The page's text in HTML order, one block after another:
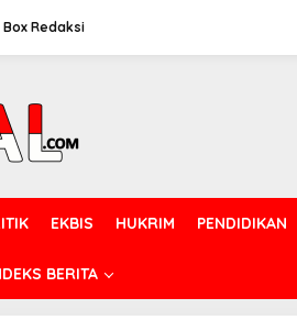
Box Redaksi
EKBIS HUKRIM PENDIDIKAN
BERITA